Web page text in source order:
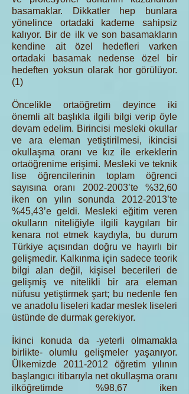
basamaklar. Dikkatler hep bunlara
yönelince ortadaki kademe sahipsiz
kalıyor. Bir de ilk ve son basamakların
kendine ait özel hedefleri varken
ortadaki basamak nedense özel bir
hedeften yoksun olarak hor görülüyor.
(1)
Öncelikle ortaöğretim deyince iki
önemli alt başlıkla ilgili bilgi verip öyle
devam edelim. Birincisi mesleki okullar
ve ara eleman yetiştirilmesi, ikincisi
okullaşma oranı ve kız ile erkeklerin
ortaöğrenime erişimi. Mesleki ve teknik
lise öğrencilerinin toplam öğrenci
sayısına oranı 2002-2003’te %32,60
iken on yılın sonunda 2012-2013’te
%45,43’e geldi. Mesleki eğitim veren
okulların niteliğiyle ilgili kaygıları bir
kenara not etmek kaydıyla, bu durum
Türkiye açısından doğru ve hayırlı bir
gelişmedir. Kalkınma için sadece teorik
bilgi alan değil, kişisel becerileri de
gelişmiş ve nitelikli bir ara eleman
nüfusu yetiştirmek şart; bu nedenle fen
ve anadolu liseleri kadar meslek liseleri
üstünde de durmak gerekiyor.
İkinci konuda da -yeterli olmamakla
birlikte- olumlu gelişmeler yaşanıyor.
Ülkemizde 2011-2012 öğretim yılının
başlangıcı itibarıyla net okullaşma oranı
ilköğretimde %98,67 iken